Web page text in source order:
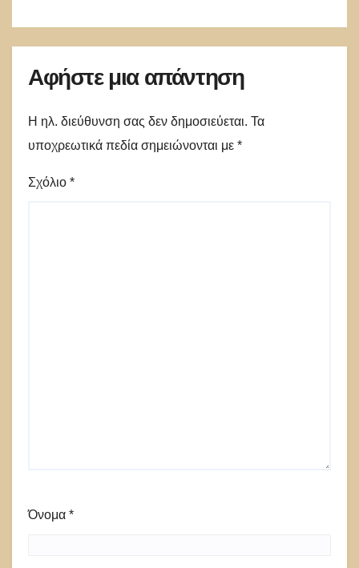
Αφήστε μια απάντηση
Η ηλ. διεύθυνση σας δεν δημοσιεύεται. Τα
υποχρεωτικά πεδία σημειώνονται με *
Σχόλιο *
Όνομα *